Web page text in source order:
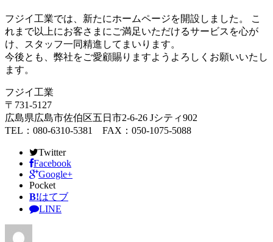
フジイ工業では、新たにホームページを開設しました。 こ
れまで以上にお客さまにご満足いただけるサービスを心が
け、スタッフ一同精進してまいります。
今後とも、弊社をご愛顧賜りますようよろしくお願いいたし
ます。
フジイ工業
〒731-5127
広島県広島市佐伯区五日市2-6-26 Jシティ902
TEL：080-6310-5381 FAX：050-1075-5088
Twitter
Facebook
Google+
Pocket
B!はてブ
LINE